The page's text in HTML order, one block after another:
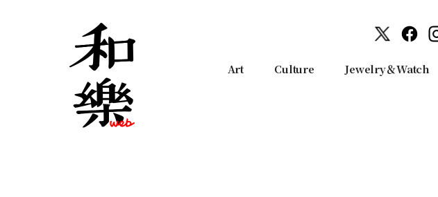
Art Culture Jewelry＆Watch